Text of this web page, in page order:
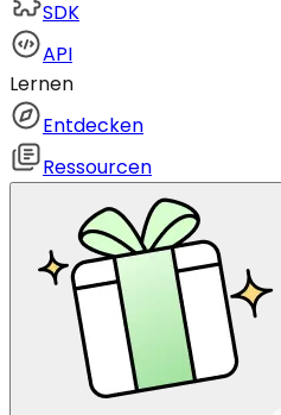
SDK
API
Lernen
Entdecken
Ressourcen